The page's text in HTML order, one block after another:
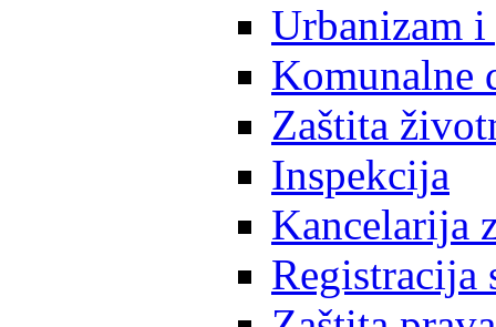
Urbanizam
Komunalne
Zaštita
Inspekcija
Kancelarija
Registracija